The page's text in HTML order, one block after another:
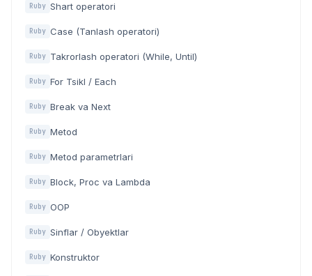
Ruby Shart operatori
Ruby Case (Tanlash operatori)
Ruby Takrorlash operatori (While, Until)
Ruby For Tsikl / Each
Ruby Break va Next
Ruby Metod
Ruby Metod parametrlari
Ruby Block, Proc va Lambda
Ruby OOP
Ruby Sinflar / Obyektlar
Ruby Konstruktor